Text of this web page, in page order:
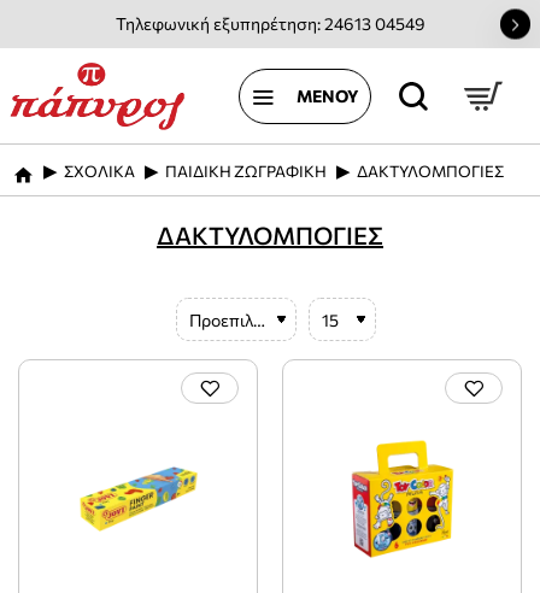
Τηλεφωνική εξυπηρέτηση: 24613 04549
home
ΣΧΟΛΙΚΑ ΠΑΙΔΙΚΗ ΖΩΓΡΑΦΙΚΗ ΔΑΚΤΥΛΟΜΠΟΓΙΕΣ
ΔΑΚΤΥΛΟΜΠΟΓΙΕΣ